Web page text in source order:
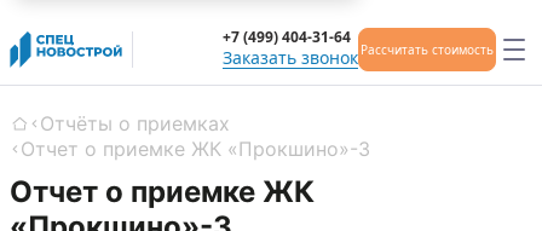
Заказать звонок
+7 (499) 404-31-64
Рассчитать стоимость
Главная
Отчёты о приемках
Отчет о приемке ЖК «Прокшино»-3
Отчет о приемке ЖК